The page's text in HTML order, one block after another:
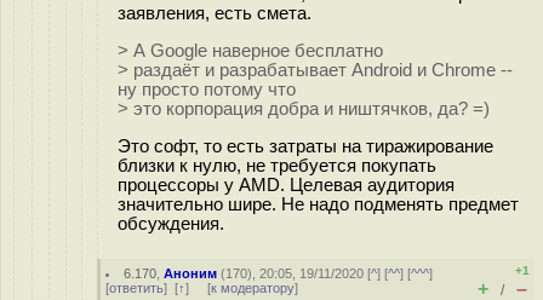
заявления, есть смета.
> А Google наверное бесплатно
> раздаёт и разрабатывает Android и Chrome --
ну просто потому что
> это корпорация добра и ништячков, да? =)
Это софт, то есть затраты на тиражирование
близки к нулю, не требуется покупать
процессоры у AMD. Целевая аудитория
значительно шире. Не надо подменять предмет
обсуждения.
6.170 ,Аноним (170), 20:05, 19/11/2020 [^] [^^] [^^^]
[ответить] [↑] [к модератору]
+1
+ / –